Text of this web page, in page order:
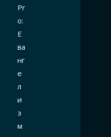
Pr
o:
Е
ва
нг
е
л
и
з
м